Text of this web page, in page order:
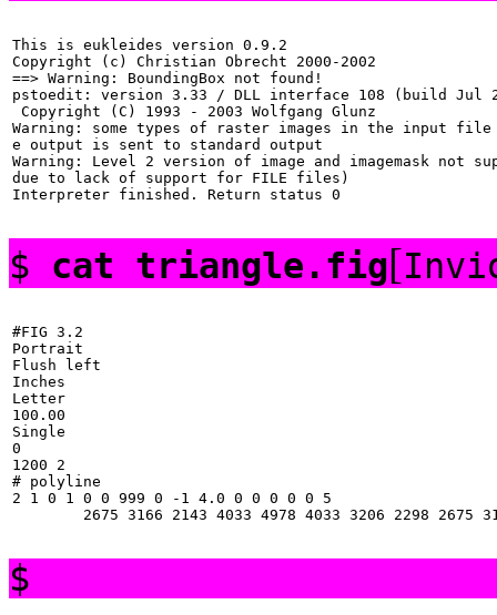
This is eukleides version 0.9.2
Copyright (c) Christian Obrecht 2000-2002
==> Warning: BoundingBox not found!
pstoedit: version 3.33 / DLL interface 108 (build Jul
Copyright (C) 1993 - 2003 Wolfgang Glunz
Warning: some types of raster images in the input
e output is sent to standard output
Warning: Level 2 version of image and imagemask not
due to lack of support for FILE files)
$ cat triangle.fig[
#FIG 3.2
Portrait
Flush left
Inches
Letter
100.00
Single
0
1200 2
# polyline
2 1 0 1 0 0 999 0 -1 4.0 0 0 0 0 0 5
$